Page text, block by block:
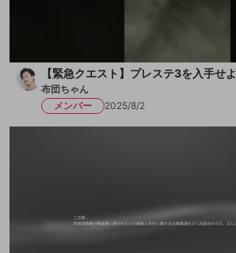
【緊急クエスト】プレステ3を入手せよ
布団ちゃん
メンバー
2025/8/2